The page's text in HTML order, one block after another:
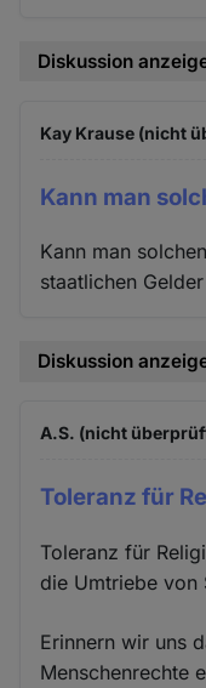
Diskussion
Kay Krause (nicht
Kann man
Kann man
staatlichen
Diskussion
A.S. (nicht
Toleranz für
Toleranz für
die Umtriebe von
Erinnern wir uns
Menschenrechte